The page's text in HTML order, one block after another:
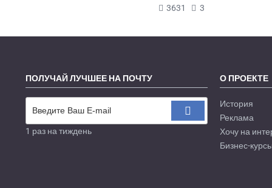
3631 3
ПОЛУЧАЙ ЛУЧШЕЕ НА ПОЧТУ
1 раз на тиждень
О ПРОЕКТЕ
История
Реклама
Хочу на
Бизнес-